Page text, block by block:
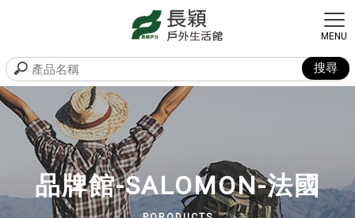
品牌館-SALOMON-法國